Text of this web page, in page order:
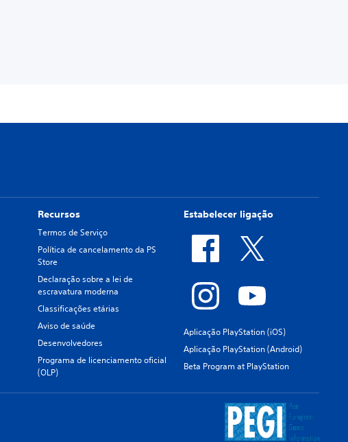
Recursos
Termos de Serviço
Política de cancelamento da PS
Store
Declaração sobre a lei de
escravatura moderna
Classificações etárias
Aviso de saúde
Desenvolvedores
Programa de licenciamento oficial
(OLP)
Estabelecer ligação
Aplicação PlayStation (iOS)
Aplicação PlayStation (Android)
Beta Program at PlayStation